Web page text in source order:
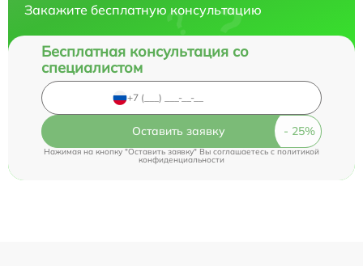
Закажите бесплатную консультацию
Бесплатная консультация со
специалистом
Оставить заявку
Нажимая на кнопку "Оставить заявку" Вы соглашаетесь cполитикой
конфиденциальности